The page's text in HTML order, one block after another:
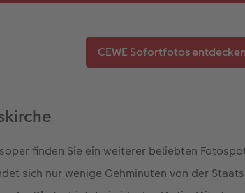
finden Sie ein weiterer beliebten
sich nur wenige Gehminuten von der